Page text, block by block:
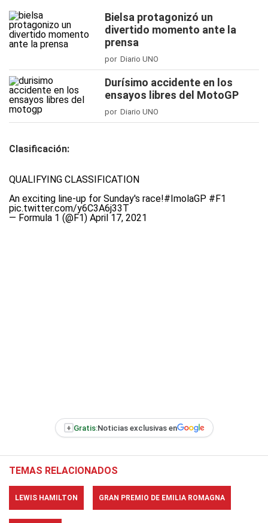
Bielsa protagonizó un
divertido momento ante la
prensa
por Diario UNO
Durísimo accidente en los
ensayos libres del MotoGP
por Diario UNO
Clasificación:
QUALIFYING CLASSIFICATION
An exciting line-up for Sunday's race!#ImolaGP #F1
pic.twitter.com/y6C3A6j33T
— Formula 1 (@F1) April 17, 2021
+ Gratis:Noticias exclusivas en
TEMAS RELACIONADOS
LEWIS HAMILTON GRAN PREMIO DE EMILIA ROMAGNA